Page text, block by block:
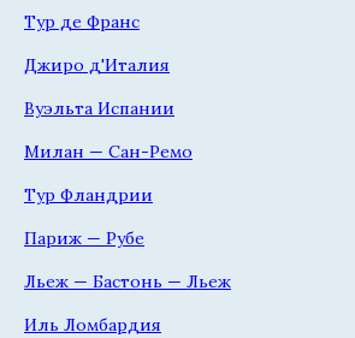
Тур де Франс
Джиро д'Италия
Вуэльта Испании
Милан — Сан-Ремо
Тур Фландрии
Париж — Рубе
Льеж — Бастонь — Льеж
Иль Ломбардия